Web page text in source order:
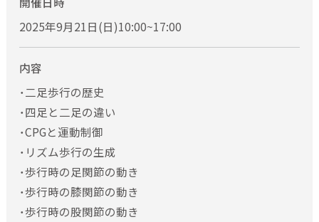
2025年9月21日(日)10:00~17:00
内容
・二足歩行の歴史
・四足と二足の違い
・CPGと運動制御
・リズム歩行の生成
・歩行時の足関節の動き
・歩行時の膝関節の動き
・歩行時の股関節の動き